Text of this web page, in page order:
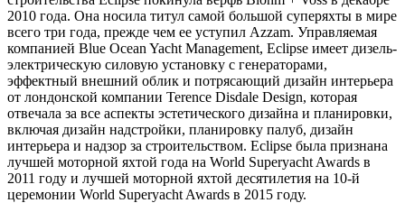
2010 года. Она носила титул самой большой суперяхты в мире
всего три года, прежде чем ее уступил Azzam. Управляемая
компанией Blue Ocean Yacht Management, Eclipse имеет дизель-
электрическую силовую установку с генераторами,
эффектный внешний облик и потрясающий дизайн интерьера
от лондонской компании Terence Disdale Design, которая
отвечала за все аспекты эстетического дизайна и планировки,
включая дизайн надстройки, планировку палуб, дизайн
интерьера и надзор за строительством. Eclipse была признана
лучшей моторной яхтой года на World Superyacht Awards в
2011 году и лучшей моторной яхтой десятилетия на 10-й
церемонии World Superyacht Awards в 2015 году.